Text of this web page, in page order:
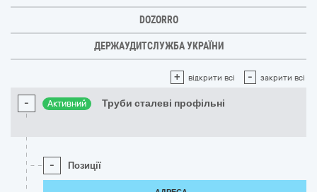
DOZORRO
ДЕРЖАУДИТСЛУЖБА УКРАЇНИ
+ відкрити всі - закрити всі
- Активний Труби сталеві профільні
- Позиції